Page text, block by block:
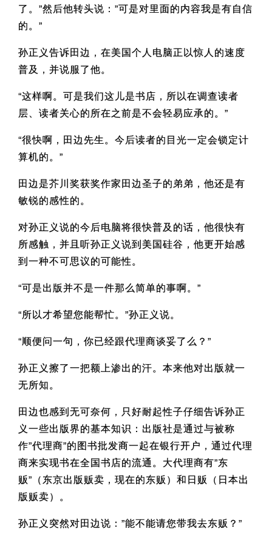
了。”然后他转头说：”可是对里面的内容我是有自信
的。”
孙正义告诉田边，在美国个人电脑正以惊人的速度
普及，并说服了他。
“这样啊。可是我们这儿是书店，所以在调查读者
层、读者关心的所在之前是不会轻易应承的。”
“很快啊，田边先生。今后读者的目光一定会锁定计
算机的。”
田边是芥川奖获奖作家田边圣子的弟弟，他还是有
敏锐的感性的。
对孙正义说的今后电脑将很快普及的话，他很快有
所感触，并且听孙正义说到美国硅谷，他更开始感
到一种不可思议的可能性。
“可是出版并不是一件那么简单的事啊。”
“所以才希望您能帮忙。”孙正义说。
“顺便问一句，你已经跟代理商谈妥了么？”
孙正义擦了一把额上渗出的汗。本来他对出版就一
无所知。
田边也感到无可奈何，只好耐起性子仔细告诉孙正
义一些出版界的基本知识：出版社是通过与被称
作”代理商”的图书批发商一起在银行开户，通过代理
商来实现书在全国书店的流通。大代理商有”东
贩”（东京出版贩卖，现在的东贩）和日贩（日本出
版贩卖）。
孙正义突然对田边说：”能不能请您带我去东贩？”